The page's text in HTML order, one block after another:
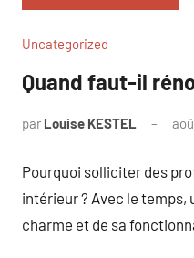
Uncategorized
Quand faut-il
par Louise KESTEL
Pourquoi solliciter des
intérieur ? Avec le temps,
charme et de sa